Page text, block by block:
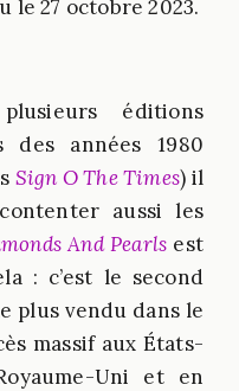
27 octobre 2023.
éditions
des années 1980
Sign O The Times) il
aussi les
And Pearls est
: c’est le second
plus vendu dans le
massif aux États-
Uni et en